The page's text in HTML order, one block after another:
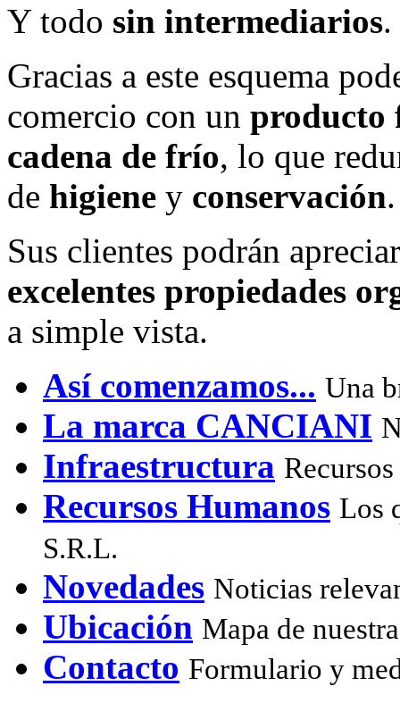
Y todo sin intermediarios.
Gracias a este esquema
comercio con un producto
cadena de frío, lo que
de higiene y conservación.
Sus clientes podrán
excelentes propiedades
a simple vista.
Así comenzamos... Una
La marca CANCIANI
Infraestructura
Recursos Humanos Los
S.R.L.
Novedades Noticias
Ubicación Mapa de
Contacto Formulario y